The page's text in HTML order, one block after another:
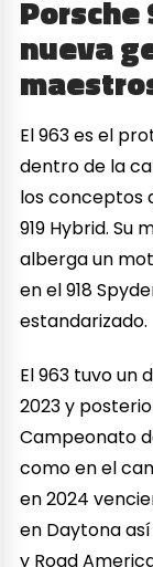
Porsche
nueva
El 963 es el
dentro de la
los conceptos
919 Hybrid.
alberga un
en el 918
estandarizado.
El 963 tuvo un
2023 y
Campeonato
como en el
en 2024
en Daytona
y Road